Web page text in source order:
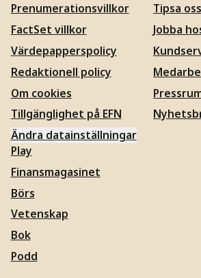
Prenumerationsvillkor
FactSet villkor
Värdepapperspolicy
Redaktionell policy
Om cookies
Tillgänglighet på EFN
Ändra datainställningar
Tipsa oss
Jobba
Play
Finansmagasinet
Börs
Vetenskap
Bok
Podd